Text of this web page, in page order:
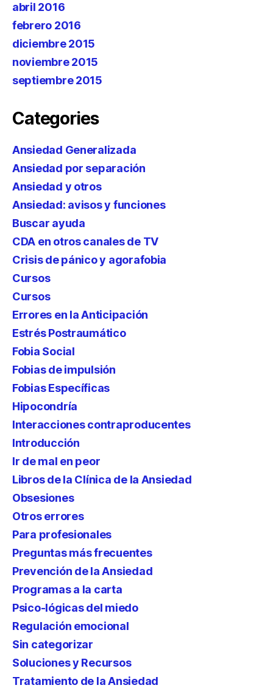
abril 2016
febrero 2016
diciembre 2015
noviembre 2015
septiembre 2015
Categories
Ansiedad Generalizada
Ansiedad por separación
Ansiedad y otros
Ansiedad: avisos y funciones
Buscar ayuda
CDA en otros canales de TV
Crisis de pánico y agorafobia
Cursos
Cursos
Errores en la Anticipación
Estrés Postraumático
Fobia Social
Fobias de impulsión
Fobias Específicas
Hipocondría
Interacciones contraproducentes
Introducción
Ir de mal en peor
Libros de la Clínica de la Ansiedad
Obsesiones
Otros errores
Para profesionales
Preguntas más frecuentes
Prevención de la Ansiedad
Programas a la carta
Psico-lógicas del miedo
Regulación emocional
Sin categorizar
Soluciones y Recursos
Tratamiento de la Ansiedad